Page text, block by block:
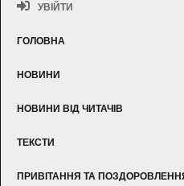
УВІЙТИ
ГОЛОВНА
НОВИНИ
НОВИНИ ВІД ЧИТАЧІВ
ТЕКСТИ
ПРИВІТАННЯ ТА